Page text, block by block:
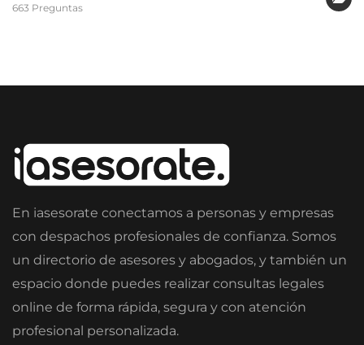
663 Preguntas
En iasesorate conectamos a personas y empresas
con despachos profesionales de confianza. Somos
un directorio de asesores y abogados, y también un
espacio donde puedes realizar consultas legales
online de forma rápida, segura y con atención
profesional personalizada.